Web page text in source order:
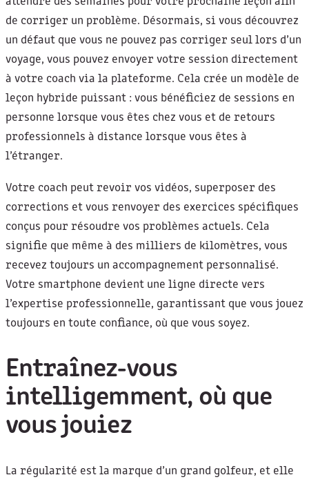
de corriger un problème. Désormais, si vous découvrez
un défaut que vous ne pouvez pas corriger seul lors d’un
voyage, vous pouvez envoyer votre session directement
à votre coach via la plateforme. Cela crée un modèle de
leçon hybride puissant : vous bénéficiez de sessions en
personne lorsque vous êtes chez vous et de retours
professionnels à distance lorsque vous êtes à
l’étranger.
Votre coach peut revoir vos vidéos, superposer des
corrections et vous renvoyer des exercices spécifiques
conçus pour résoudre vos problèmes actuels. Cela
signifie que même à des milliers de kilomètres, vous
recevez toujours un accompagnement personnalisé.
Votre smartphone devient une ligne directe vers
l’expertise professionnelle, garantissant que vous jouez
toujours en toute confiance, où que vous soyez.
Entraînez-vous
intelligemment, où que
vous jouiez
La régularité est la marque d’un grand golfeur, et elle